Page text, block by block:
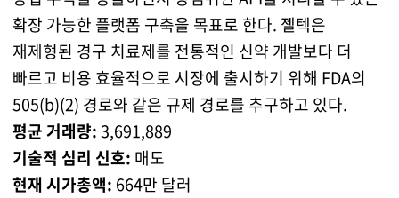
확장 가능한 플랫폼 구축을 목표로 한다. 젤텍은
재제형된 경구 치료제를 전통적인 신약 개발보다 더
빠르고 비용 효율적으로 시장에 출시하기 위해 FDA의
505(b)(2) 경로와 같은 규제 경로를 추구하고 있다.
평균 거래량:3,691,889
기술적 심리 신호: 매도
현재 시가총액: 664만 달러